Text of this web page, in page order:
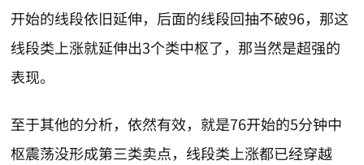
开始的线段依旧延伸，后面的线段回抽不破96，那这
线段类上涨就延伸出3个类中枢了，那当然是超强的
表现。
至于其他的分析，依然有效，就是76开始的5分钟中
枢震荡没形成第三类卖点，线段类上涨都已经穿越